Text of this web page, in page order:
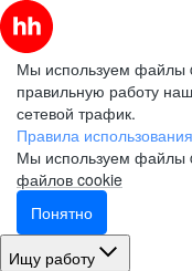
Мы используем файлы
правильную работу
сетевой трафик.
Правила
Мы используем файлы
файлов cookie
Понятно
Ищу работу